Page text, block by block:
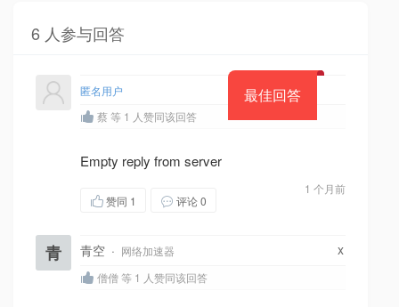
6 人参与回答
最佳回答
匿名用户
蔡 等 1 人赞同该回答
Empty reply from server
1 个月前
赞同 1 评论 0
青 青空 · 网络加速器 x
僧僧 等 1 人赞同该回答